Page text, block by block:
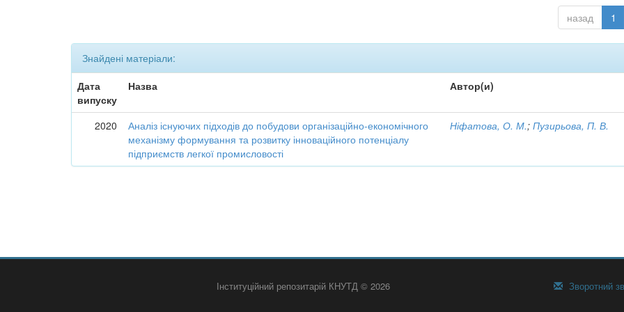
назад 1
Знайдені матеріали:
Дата
випуску
Назва Автор(и)
2020
Аналіз існуючих підходів до побудови організаційно-економічного
механізму формування та розвитку інноваційного потенціалу
підприємств легкої промисловості
Ніфатова, О. М.;Пузирьова, П. В.
Інституційний репозитарій КНУТД © 2026 Зворотний